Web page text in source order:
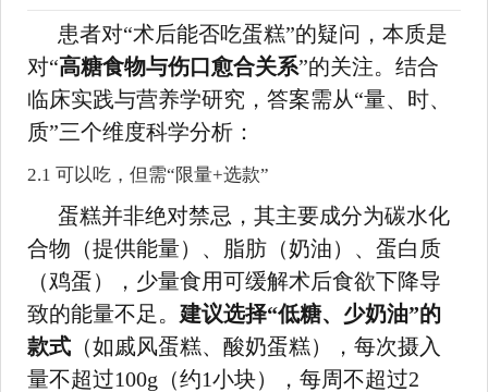
患者对“术后能否吃蛋糕”的疑问，本质是
对“高糖食物与伤口愈合关系”的关注。结合
临床实践与营养学研究，答案需从“量、时、
质”三个维度科学分析：
2.1 可以吃，但需“限量+选款”
蛋糕并非绝对禁忌，其主要成分为碳水化
合物（提供能量）、脂肪（奶油）、蛋白质
（鸡蛋），少量食用可缓解术后食欲下降导
致的能量不足。建议选择“低糖、少奶油”的
款式 （如戚风蛋糕、酸奶蛋糕），每次摄入
量不超过100g（约1小块），每周不超过2